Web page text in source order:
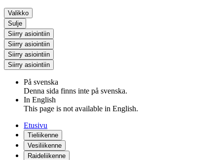
Valikko
Sulje
Siirry asiointiin
Siirry asiointiin
Siirry asiointiin
Siirry asiointiin
På svenska
Denna sida finns inte på svenska.
In English
This page is not available in English.
Etusivu
Tieliikenne
Vesiliikenne
Raideliikenne